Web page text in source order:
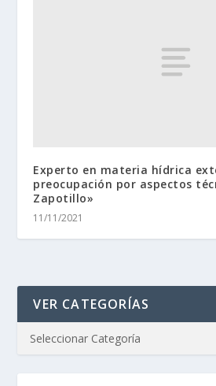
Experto en materia hídrica
preocupación por aspectos
Zapotillo»
11/11/2021
VER CATEGORÍAS